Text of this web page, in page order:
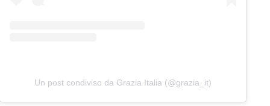
Un post condiviso da Grazia Italia (@grazia_it)